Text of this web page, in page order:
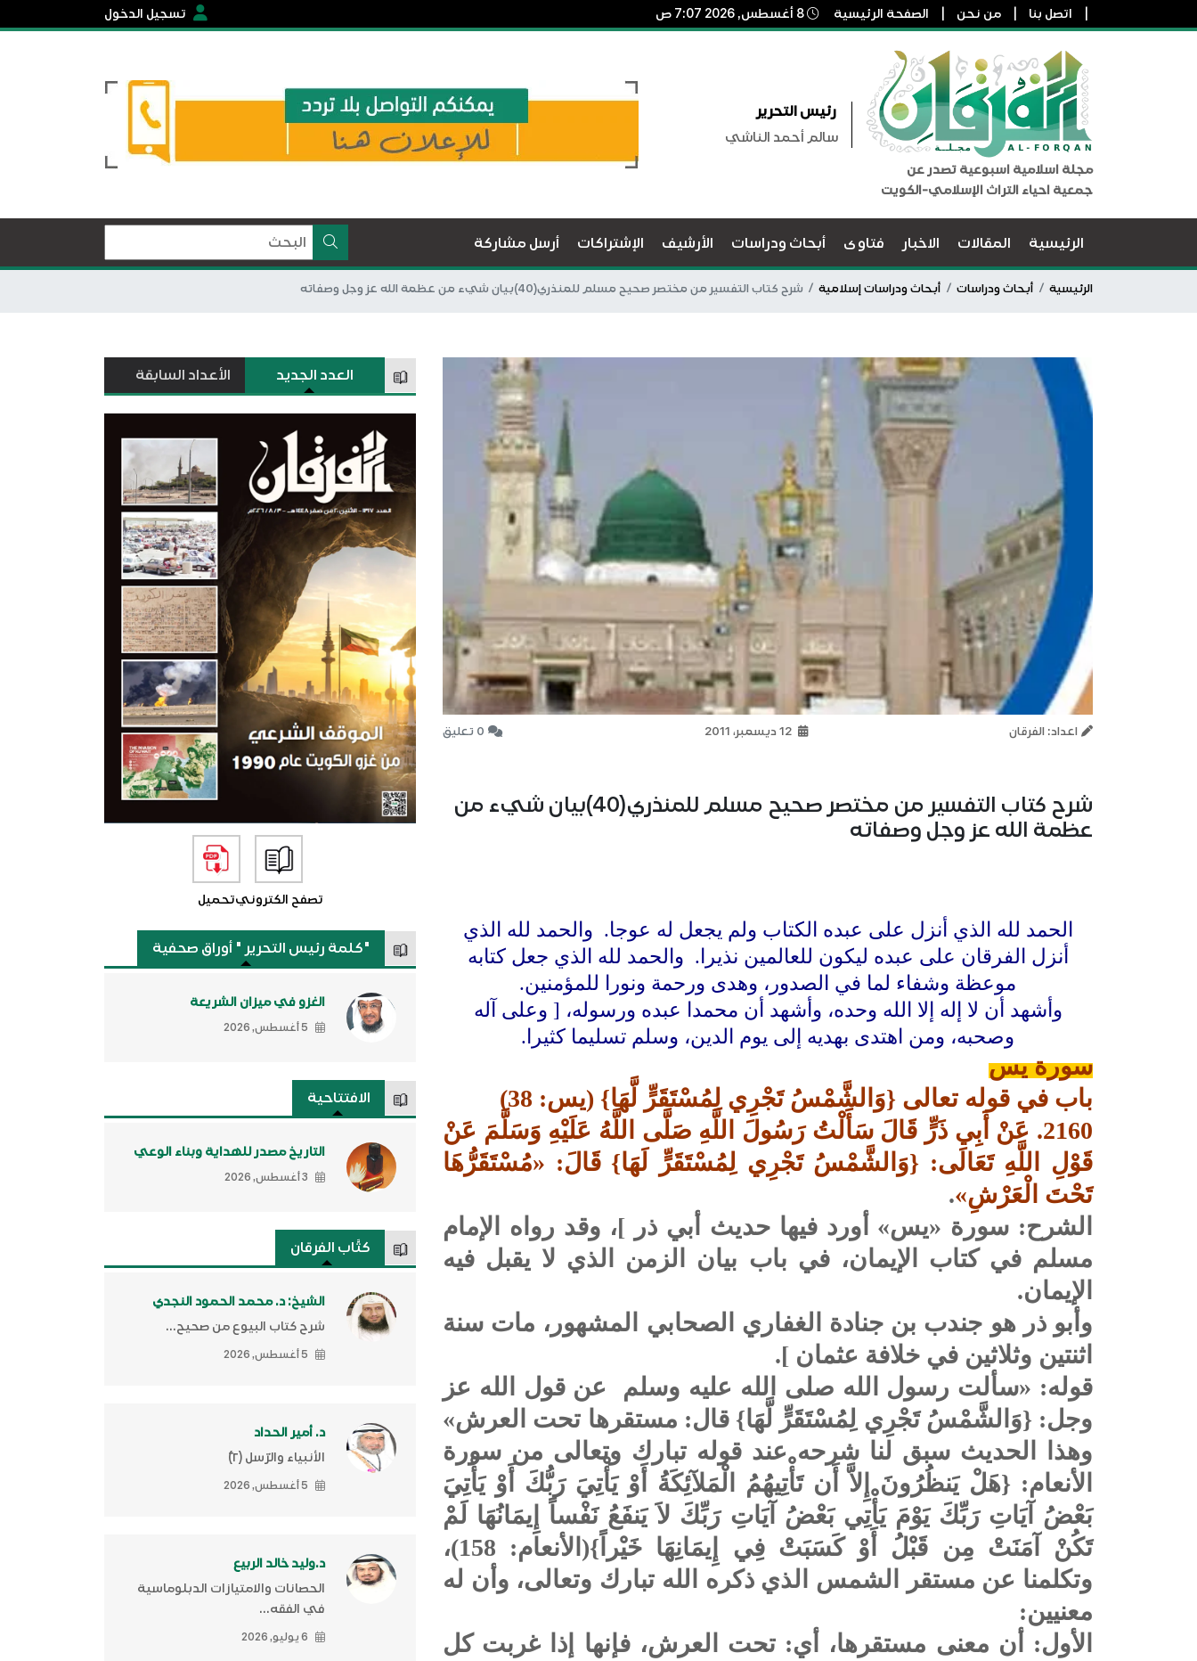
اتصل بنا من نحن الصفحة الرئيسية تسجيل الدخول
مجلة اسلامية اسبوعية تصدر عن
جمعية احياء التراث الإسلامي-الكويت
رئيس التحرير
سالم أحمد الناشي
الرئيسية المقالات الاخبار فتاوى أبحاث ودراسات الأرشيف الإشتراكات أرسل مشاركة
الرئيسية أبحاث ودراسات أبحاث ودراسات إسلامية شرح كتاب التفسير من مختصر صحيح مسلم للمنذري(40)بيان شيء من عظمة الله عز وجل وصفاته
اعداد: الفرقان 12 ديسمبر، 2011 0 تعليق
شرح كتاب التفسير من مختصر صحيح مسلم للمنذري(40)بيان شيء من
عظمة الله عز وجل وصفاته
الحمد لله الذي أنزل على عبده الكتاب ولم يجعل له عوجا. والحمد لله الذي
أنزل الفرقان على عبده ليكون للعالمين نذيرا. والحمد لله الذي جعل كتابه
موعظة وشفاء لما في الصدور، وهدى ورحمة ونورا للمؤمنين.
وأشهد أن لا إله إلا الله وحده، وأشهد أن محمدا عبده ورسوله، [ وعلى آله
وصحبه، ومن اهتدى بهديه إلى يوم الدين، وسلم تسليما كثيرا.
سورة يس
باب في قوله تعالى {وَالشَّمْسُ تَجْرِي لِمُسْتَقَرٍّ لَّهَا} (يس: 38)
2160. عَنْ أَبِي ذَرٍّ قَالَ سَأَلْتُ رَسُولَ اللَّهِ صَلَّى اللَّهُ عَلَيْهِ وَسَلَّمَ عَنْ
قَوْلِ اللَّهِ تَعَالَى: {وَالشَّمْسُ تَجْرِي لِمُسْتَقَرٍّ لَهَا} قَالَ: «مُسْتَقَرُّهَا
تَحْتَ الْعَرْشِ».
الشرح: سورة «يس» أورد فيها حديث أبي ذر ]، وقد رواه الإمام
مسلم في كتاب الإيمان، في باب بيان الزمن الذي لا يقبل فيه
الإيمان.
وأبو ذر هو جندب بن جنادة الغفاري الصحابي المشهور، مات سنة
اثنتين وثلاثين في خلافة عثمان ].
قوله: «سألت رسول الله صلى الله عليه وسلم عن قول الله عز
وجل: {وَالشَّمْسُ تَجْرِي لِمُسْتَقَرٍّ لَّهَا} قال: مستقرها تحت العرش»
وهذا الحديث سبق لنا شرحه عند قوله تبارك وتعالى من سورة
الأنعام: {هَلْ يَنظُرُونَ إِلاَّ أَن تَأْتِيهُمُ الْمَلآئِكَةُ أَوْ يَأْتِيَ رَبُّكَ أَوْ يَأْتِيَ
بَعْضُ آيَاتِ رَبِّكَ يَوْمَ يَأْتِي بَعْضُ آيَاتِ رَبِّكَ لاَ يَنفَعُ نَفْساً إِيمَانُهَا لَمْ
تَكُنْ آمَنَتْ مِن قَبْلُ أَوْ كَسَبَتْ فِي إِيمَانِهَا خَيْراً}(الأنعام: 158)،
وتكلمنا عن مستقر الشمس الذي ذكره الله تبارك وتعالى، وأن له
معنيين:
الأول: أن معنى مستقرها، أي: تحت العرش، فإنها إذا غربت كل
العدد الجديد الأعداد السابقة
تصفح الكترونيتحميل
"كلمة رئيس التحرير " أوراق صحفية
الغزو في ميزان الشريعة
5 أغسطس, 2026
الافتتاحية
التاريخ مصدر للهداية وبناء الوعي
3 أغسطس, 2026
كتَّاب الفرقان
الشيخ: د. محمد الحمود النجدي
شرح كتاب البيوع من صحيح...
5 أغسطس, 2026
د. أمير الحداد
الأنبياء والرّسل (٢)ّ
5 أغسطس, 2026
د.وليد خالد الربيع
الحصانات والامتيازات الدبلوماسية
في الفقه...
6 يوليو, 2026